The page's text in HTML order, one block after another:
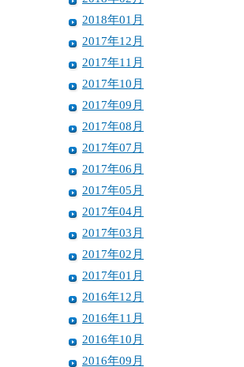
2018年01月
2017年12月
2017年11月
2017年10月
2017年09月
2017年08月
2017年07月
2017年06月
2017年05月
2017年04月
2017年03月
2017年02月
2017年01月
2016年12月
2016年11月
2016年10月
2016年09月